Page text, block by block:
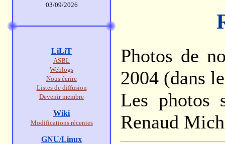
Photos de
2004 (dans
Les photos
Renaud
03/09/2026
LiLiT
ASBL
Weblogs
Nous écrire
Listes de diffusion
Devenir membre
Wiki
Modifications récentes
GNU/Linux